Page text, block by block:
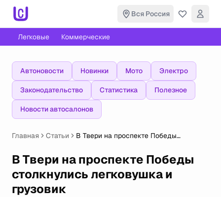
Вся Россия
Легковые Коммерческие
Автоновости Новинки Мото Электро
Законодательство Статистика Полезное
Новости автосалонов
Главная Статьи
В Твери на проспекте Победы
В Твери на проспекте Победы
столкнулись легковушка и
грузовик